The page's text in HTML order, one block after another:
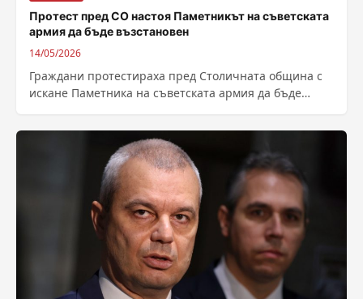
Протест пред СО настоя Паметникът на съветската
армия да бъде възстановен
14/05/2026
Граждани протестираха пред Столичната община с
искане Паметника на съветската армия да бъде
очаква...